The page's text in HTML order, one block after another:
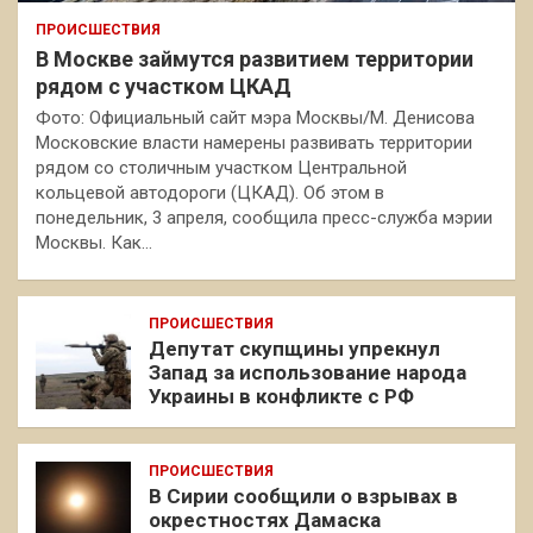
ПРОИСШЕСТВИЯ
В Москве займутся развитием территории
рядом с участком ЦКАД
Фото: Официальный сайт мэра Москвы/М. Денисова
Московские власти намерены развивать территории
рядом со столичным участком Центральной
кольцевой автодороги (ЦКАД). Об этом в
понедельник, 3 апреля, сообщила пресс-служба мэрии
Москвы. Как…
ПРОИСШЕСТВИЯ
Депутат скупщины упрекнул
Запад за использование народа
Украины в конфликте с РФ
ПРОИСШЕСТВИЯ
В Сирии сообщили о взрывах в
окрестностях Дамаска